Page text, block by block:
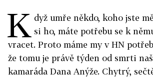
K dyž umře někdo, koho jste
si ho, máte potřebu se k
vracet. Proto máme my v HN
že tomu je právě týden od smrti
kamaráda Dana Anýže. Chytrý,